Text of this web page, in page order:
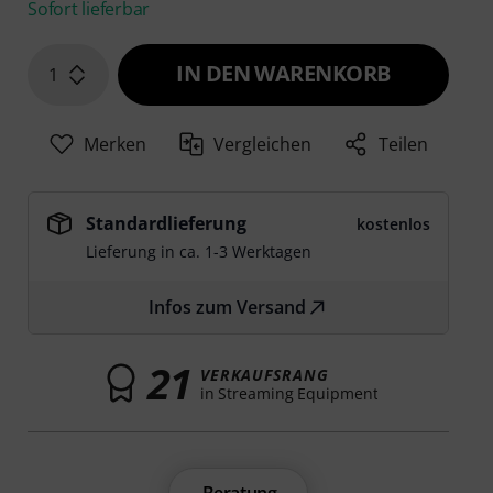
Sofort lieferbar
1 IN DEN WARENKORB
Merken Vergleichen Teilen
Standardlieferung
kostenlos
Lieferung in ca. 1-3 Werktagen
Infos zum Versand
21 VERKAUFSRANG
in Streaming Equipment